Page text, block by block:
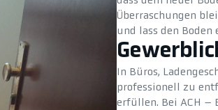
Überraschungen
und lass den
In Büros,
professionell zu
erfüllen. Bei ACH –